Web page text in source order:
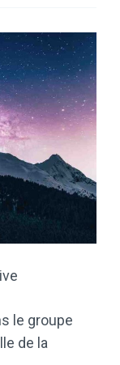
le groupe
de la